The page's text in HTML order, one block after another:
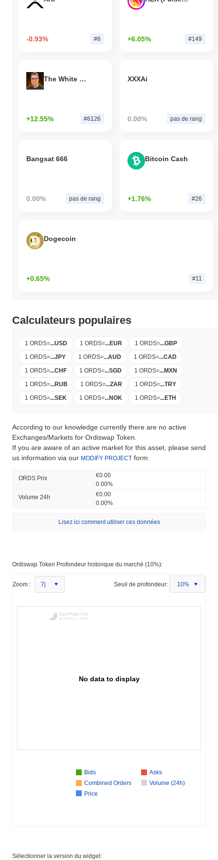
-0.93% #6 +6.05% #149
The White Bull
+12.55% #6126
XXXAi
0.00% pas de rang
Bangsat 666
0.00% pas de rang
Bitcoin Cash
+1.76% #26
Dogecoin
+0.65% #11
Calculateurs populaires
1 ORDS=...USD 1 ORDS=...EUR 1 ORDS=...GBP
1 ORDS=...JPY 1 ORDS=...AUD 1 ORDS=...CAD
1 ORDS=...CHF 1 ORDS=...SGD 1 ORDS=...MXN
1 ORDS=...RUB 1 ORDS=...ZAR 1 ORDS=...TRY
1 ORDS=...SEK 1 ORDS=...NOK 1 ORDS=...ETH
According to our knowledge currently there are no active
Exchanges/Markets for Ordiswap Token.
If you are aware of an active market for this asset, please send
us information via our MODIFY PROJECT form.
ORDS Prix ​​
€0.00
0.00%
Volume 24h
€0.00
0.00%
Lisez ici comment utiliser ces données
Ordiswap Token Profondeur historique du marché (10%):
Zoom : 7j Seuil de profondeur: 10%
No data to display
Bids
Asks
Combined Orders
Volume (24h)
Price
Sélectionner la version du widget: